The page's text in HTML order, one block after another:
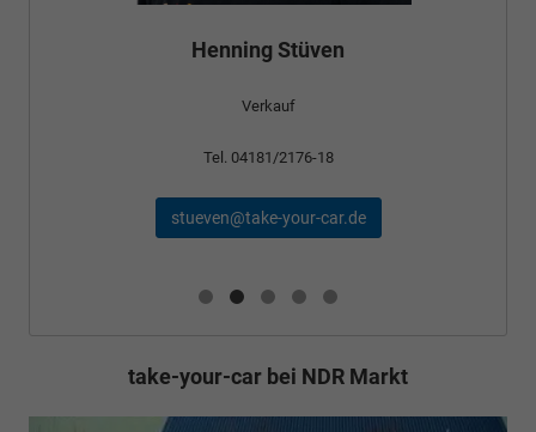
Henning Stüven
Verkauf
Tel. 04181/2176-18
stueven@take-your-car.de
take-your-car bei NDR Markt